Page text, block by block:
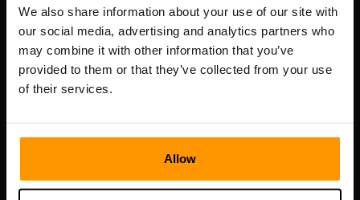
We also share information about your use of our site with
our social media, advertising and analytics partners who
may combine it with other information that you’ve
provided to them or that they’ve collected from your use
of their services.
Allow
Scalable Hosting Solutions OÜ
เลขที่จดทะเบียน: 14652605
เลขที่ผู้เสียภาษี: EE102133820
ที่อยู่: Harju maakond, Tallinn, Kesklinna linnaosa,